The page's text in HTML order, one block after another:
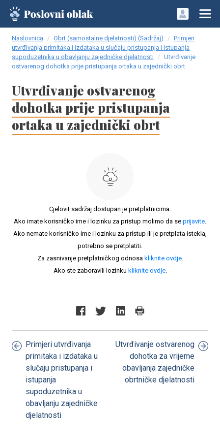
Naslovnica Obrt (samostalne djelatnosti) (Sadržaj)
Primjeri
utvrđivanja primitaka i izdataka u slučaju pristupanja i istupanja
supoduzetnika u obavljanju zajedničke djelatnosti
Utvrđivanje
ostvarenog dohotka prije pristupanja ortaka u zajednički obrt
Utvrđivanje ostvarenog
dohotka prije pristupanja
ortaka u zajednički obrt
Cjelovit sadržaj dostupan je pretplatnicima.
Ako imate korisničko ime i lozinku za pristup molimo da se prijavite.
Ako nemate korisničko ime i lozinku za pristup ili je pretplata istekla,
potrebno se pretplatiti.
Za zasnivanje pretplatničkog odnosa kliknite ovdje.
Ako ste zaboravili lozinku kliknite ovdje.
Primjeri utvrđivanja
primitaka i izdataka u
slučaju pristupanja i
istupanja
supoduzetnika u
obavljanju zajedničke
djelatnosti
Utvrđivanje ostvarenog
dohotka za vrijeme
obavljanja zajedničke
obrtničke djelatnosti